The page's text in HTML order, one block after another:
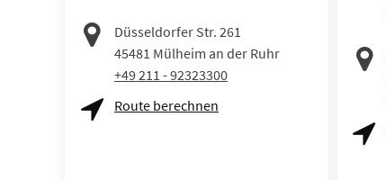
Düsseldorfer Str. 261
45481 Mülheim an der Ruhr
+49 211 - 92323300
Route berechnen